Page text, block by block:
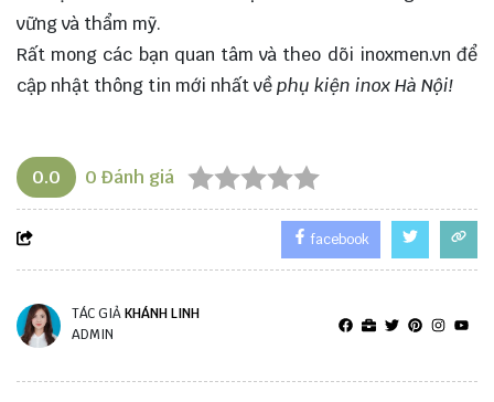
vững và thẩm mỹ.
Rất mong các bạn quan tâm và theo dõi inoxmen.vn để
cập nhật thông tin mới nhất vềphụ kiện inox Hà Nội!
0.0 0 Đánh giá
facebook
TÁC GIẢKHÁNH LINH
ADMIN